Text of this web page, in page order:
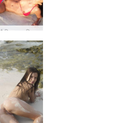
सूजी कैरिना लाल बिकनी #53